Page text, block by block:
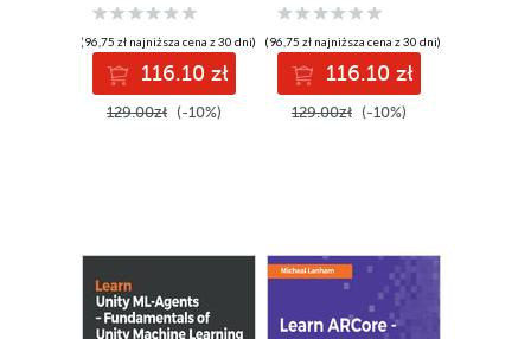
learning agents in
games using
artificial
intelligence
techniques
(96,75 zł najniższa cena z 30 dni)
116.10 zł
129.00zł (-10%)
and reinforcement
learning to build
intelligent games
(96,75 zł najniższa cena z 30 dni)
116.10 zł
129.00zł (-10%)